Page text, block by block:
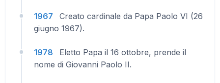
1967
Creato cardinale da Papa Paolo VI (26
giugno 1967).
1978
Eletto Papa il 16 ottobre, prende il
nome di Giovanni Paolo II.